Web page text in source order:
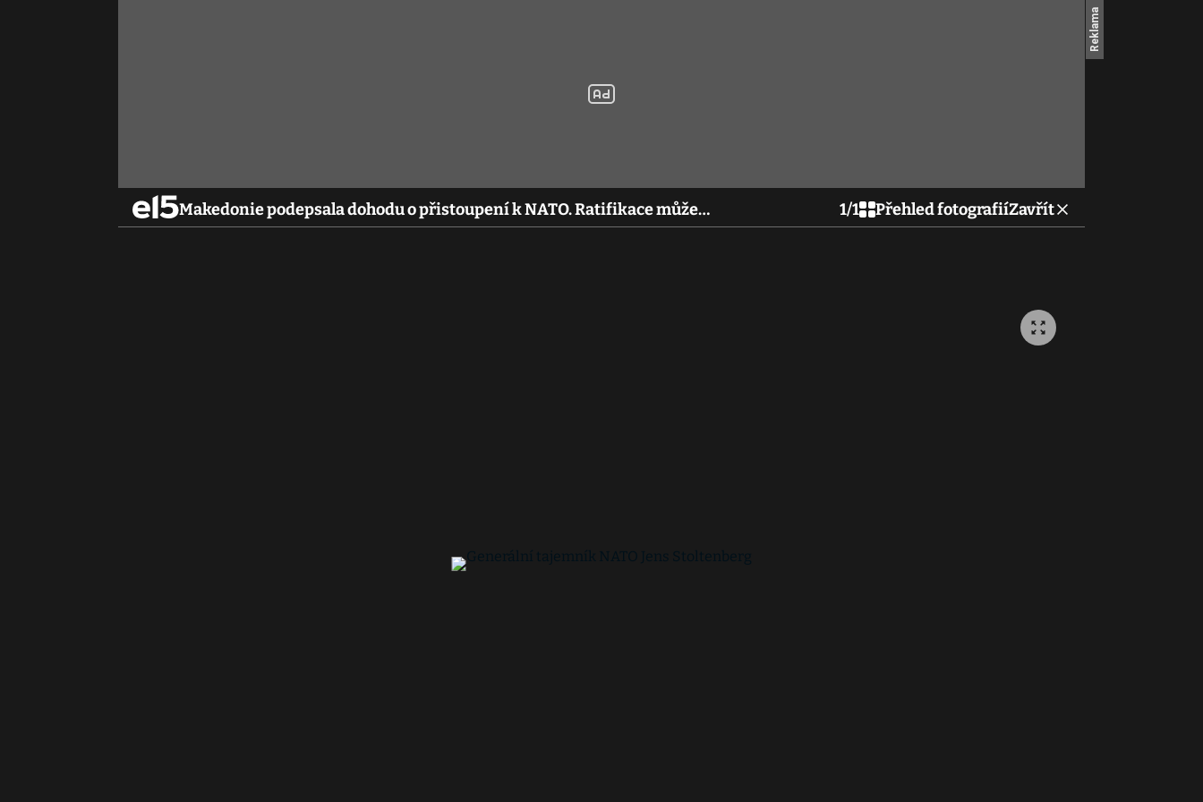
Makedonie podepsala dohodu o přistoupení k NATO. Ratifikace může… 1/1 Přehled fotografiíZavřít